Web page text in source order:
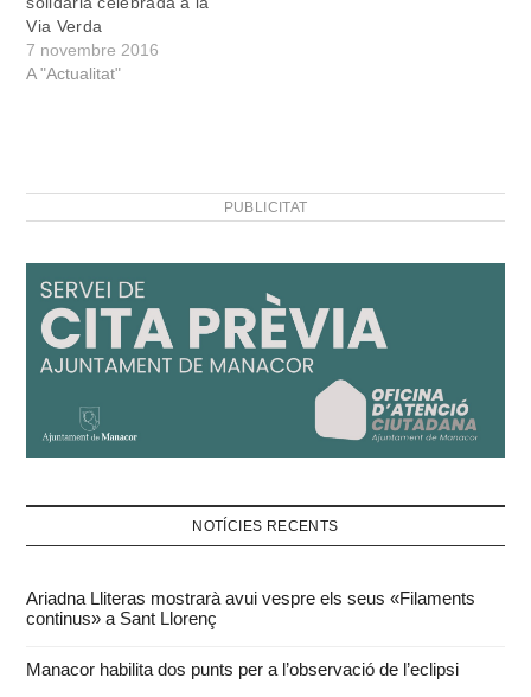
solidari:…
Via Verda
7 novembre 2016
A "Actualitat"
PUBLICITAT
NOTÍCIES RECENTS
Ariadna Lliteras mostrarà avui vespre els seus «Filaments
continus» a Sant Llorenç
Manacor habilita dos punts per a l’observació de l’eclipsi